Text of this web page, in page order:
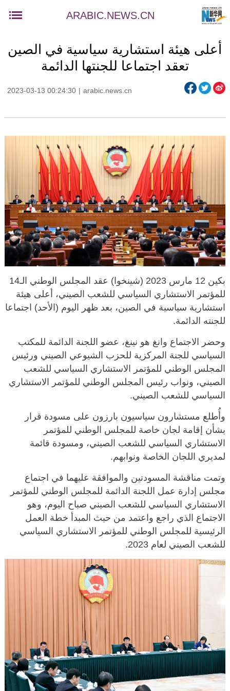
ARABIC.NEWS.CN
أعلى هيئة استشارية سياسية في الصين
تعقد اجتماعا للجنتها الدائمة
2023-03-13 00:24:30 | arabic.news.cn
بكين 12 مارس 2023 (شينخوا) عقد المجلس الوطني الـ14
للمؤتمر الاستشاري السياسي للشعب الصيني، أعلى هيئة
استشارية سياسية في الصين، بعد ظهر اليوم (الأحد) اجتماعا
للجنته الدائمة.
وحضر الاجتماع وانغ هو نينغ، عضو اللجنة الدائمة للمكتب
السياسي للجنة المركزية للحزب الشيوعي الصيني ورئيس
المجلس الوطني للمؤتمر الاستشاري السياسي للشعب
الصيني، ونواب رئيس المجلس الوطني للمؤتمر الاستشاري
السياسي للشعب الصيني.
وأُطلع مستشارون سياسيون بارزون على مسودة قرار
بشأن إقامة لجان خاصة للمجلس الوطني للمؤتمر
الاستشاري السياسي للشعب الصيني، ومسودة قائمة
لمديري اللجان الخاصة ونوابهم.
وتمت مناقشة المسودتين والموافقة عليهما في اجتماع
مجلس إدارة عمل اللجنة الدائمة للمجلس الوطني للمؤتمر
الاستشاري السياسي للشعب الصيني صباح اليوم، وهو
الاجتماع الذي راجع واعتمد من حيث المبدأ خطة العمل
الرئيسية للمجلس الوطني للمؤتمر الاستشاري السياسي
للشعب الصيني لعام 2023.